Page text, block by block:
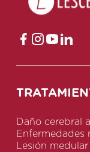
Daño cerebral
Enfermedades
Lesión medular